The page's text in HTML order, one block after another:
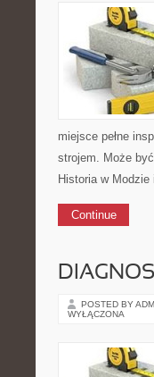
miejsce pełne
strojem. Może
Historia w
Continue
POSTED BY
WYŁĄCZONA